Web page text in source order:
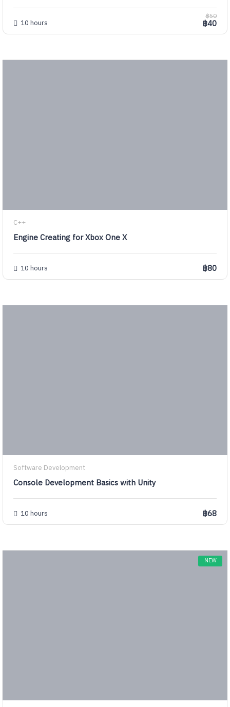
10 hours
฿50
฿40
C++
Engine Creating for Xbox One X
10 hours ฿80
Software Development
Console Development Basics with Unity
10 hours ฿68
NEW